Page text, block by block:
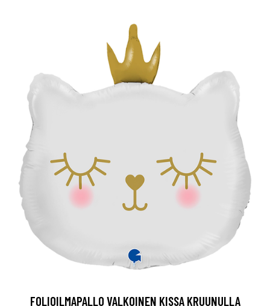
FOLIOILMAPALLO VALKOINEN KISSA KRUUNULLA